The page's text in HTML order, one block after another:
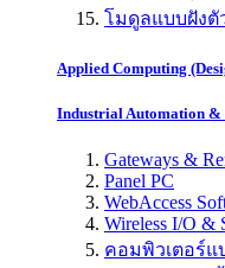
โมดูลแบบฝังตั
Applied Computing
Industrial Automation &
Gateways &
Panel PC
WebAccess
Wireless I/O &
คอมพิวเตอร์แ